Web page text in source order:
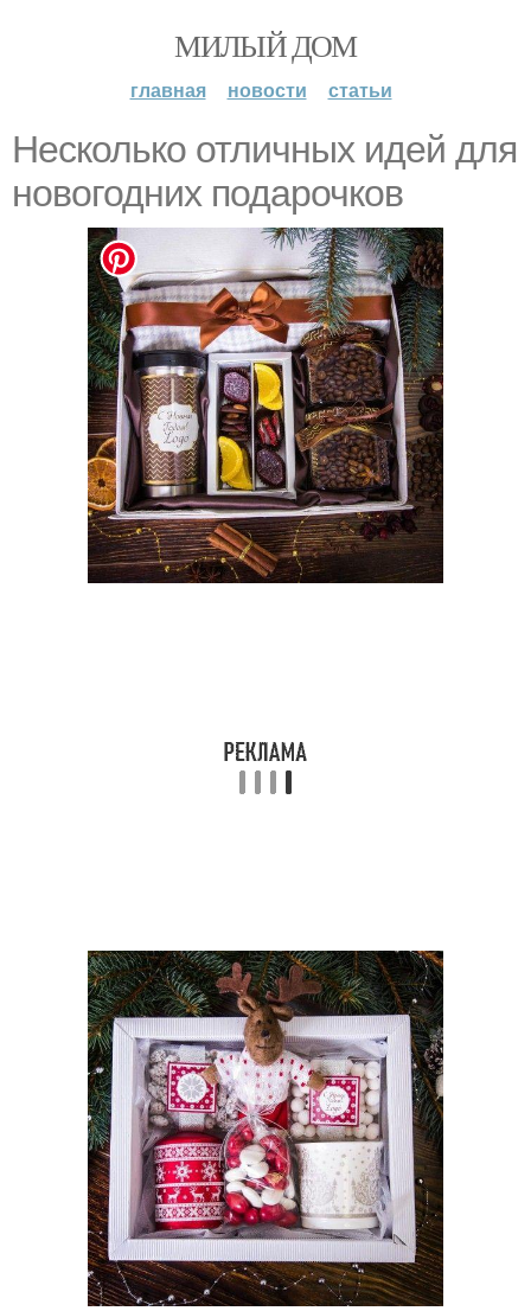
МИЛЫЙ ДОМ
главная новости статьи
Несколько отличных идей для
новогодних подарочков